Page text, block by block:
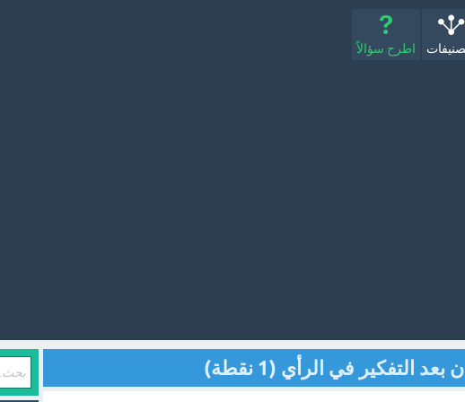
اطرح سؤالاً
التفكير في الرأي (1 نقطة)